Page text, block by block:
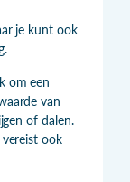
je kunt ook
om een
van
of dalen.
ook